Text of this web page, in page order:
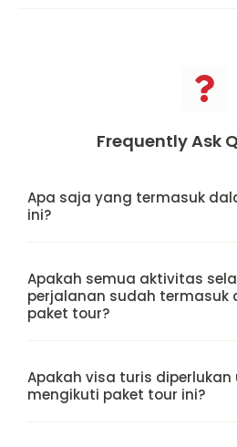
Frequently Ask
Apa saja yang termasuk
ini?
Apakah semua aktivitas
perjalanan sudah termasuk
paket tour?
Apakah visa turis diperlukan
mengikuti paket tour ini?